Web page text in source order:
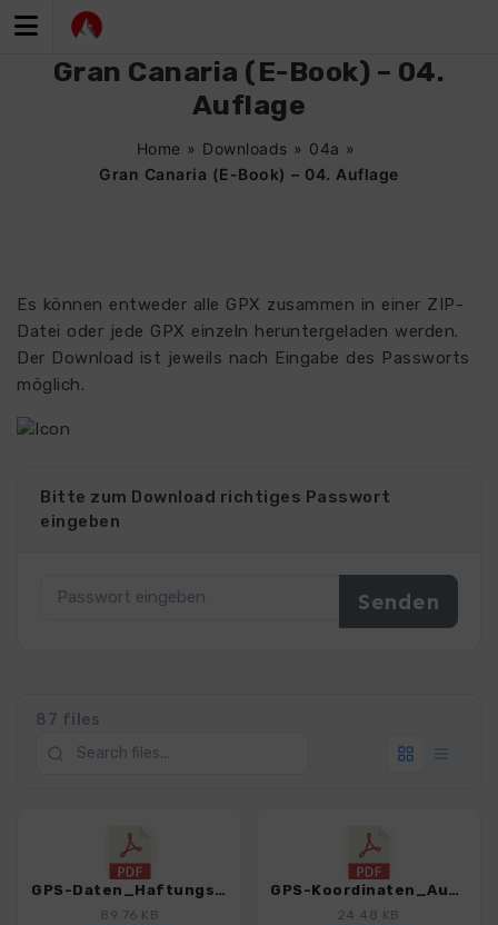
Inhalt
Gran Canaria (E-Book) – 04.
Auflage
Home » Downloads » 04a »
Gran Canaria (E-Book) – 04. Auflage
Es können entweder alle GPX zusammen in einer ZIP-
Datei oder jede GPX einzeln heruntergeladen werden.
Der Download ist jeweils nach Eingabe des Passworts
möglich.
Bitte zum Download richtiges Passwort
eingeben
87 files
GPS-Daten_Haftungsausschluss-Nutzungsbedingungen_WF_Gran Canaria_4459_12.pdf
89.76 KB
GPS-Koordinaten_Ausgangspunkte_WF_Gran Canaria_4459_12.pdf
24.48 KB